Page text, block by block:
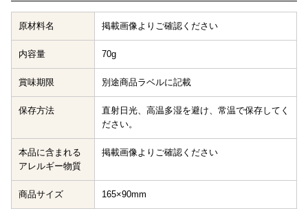
原材料名 掲載画像よりご確認ください
内容量 70g
賞味期限 別途商品ラベルに記載
保存方法
直射日光、高温多湿を避け、常温で保存してく
ださい。
本品に含まれる
アレルギー物質
掲載画像よりご確認ください
商品サイズ 165×90mm